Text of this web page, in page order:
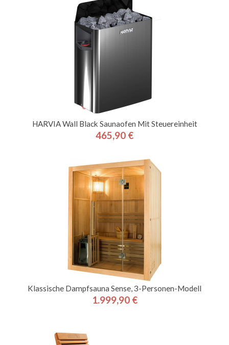
HARVIA Wall Black Saunaofen Mit Steuereinheit
Preis
465,90 €
Klassische Dampfsauna Sense, 3-Personen-Modell
Preis
1.999,90 €